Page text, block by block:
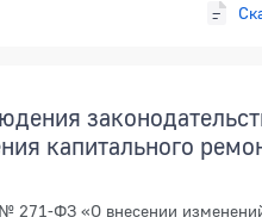
капитального
271-ФЗ «О внесении